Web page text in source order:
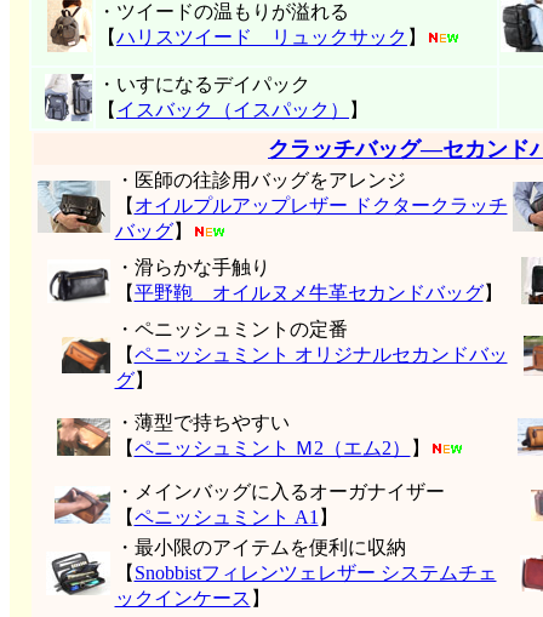
・ツイードの温もりが溢れる
【ハリスツイード リュックサック 】
・いすになるデイパック
【 イスバック（イスパック） 】
クラッチバッグ―セカンド
・医師の往診用バッグをアレンジ
【 オイルプルアップレザー ドクタークラッチ
バッグ】
・滑らかな手触り
【平野鞄 オイルヌメ牛革セカンドバッグ】
・ペニッシュミントの定番
【ペニッシュミント オリジナルセカンドバッ
グ】
・薄型で持ちやすい
【ペニッシュミント Ｍ2（エム2） 】
・メインバッグに入るオーガナイザー
【ペニッシュミント A1 】
・最小限のアイテムを便利に収納
【 Snobbistフィレンツェレザー システムチェ
ックインケース 】